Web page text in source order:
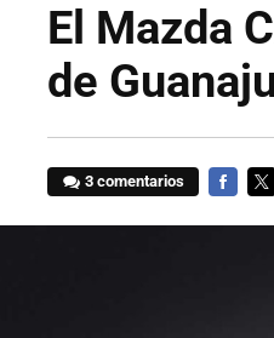
El Mazda
de
3 comentarios